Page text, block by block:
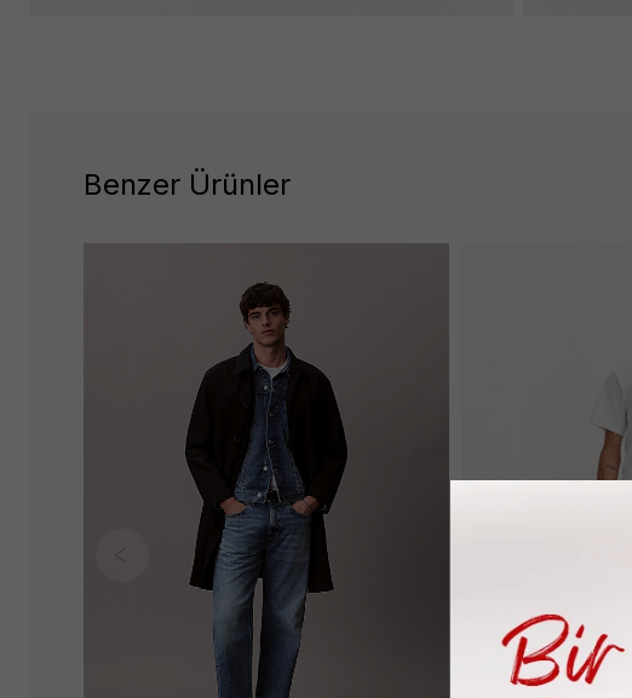
Benzer Ürünler